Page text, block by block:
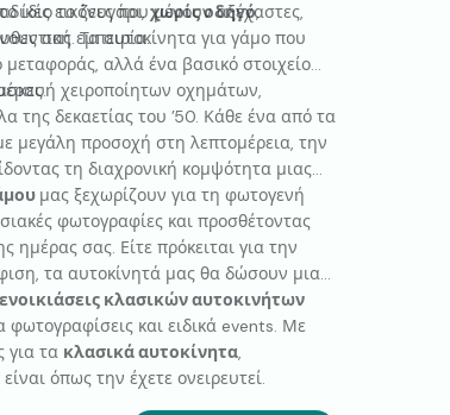
ίδιο το ζευγάρι,χωρίς οδηγό,
εμπειρία.
εικόνες που μένουν αξέχαστες,
σας. Τα αυτοκίνητα για γάμο που
αλλά ένα βασικό στοιχείο
χειροποίητων οχημάτων,
της δεκαετίας του ’50. Κάθε ένα από τα
μεγάλη προσοχή στη λεπτομέρεια, την
τη διαχρονική κομψότητα μιας
μας ξεχωρίζουν για τη φωτογενή
φωτογραφίες και προσθέτοντας
ημέρας σας. Είτε πρόκειται για την
τα αυτοκίνητά μας θα δώσουν μια
ενοικιάσεις κλασικών αυτοκινήτων
και ειδικά events. Με
για τα κλασικά αυτοκίνητα,
όπως την έχετε ονειρευτεί.